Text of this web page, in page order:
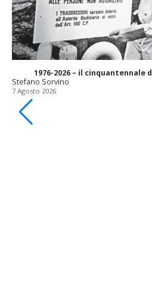
1976-2026 – il cinquantennale
Stefano Sorvino
7 Agosto 2026